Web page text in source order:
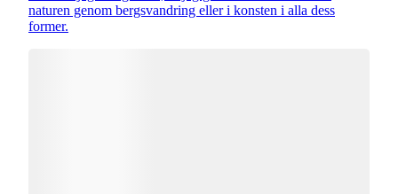
naturen genom bergsvandring eller i konsten i alla dess
former.